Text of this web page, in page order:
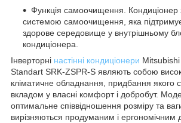
Функція самоочищення. Кондиціонер
системою самоочищення, яка
здорове середовище у внутрішньому
кондиціонера.
Інверторні настінні кондиціонери Mitsubishi
Standart SRK-ZSPR-S являють собою
кліматичне обладнання, придбання якого
вкладом у власні комфорт і добробут.
оптимальне співвідношення розміру та
вирізняються продуманим і ергономічним